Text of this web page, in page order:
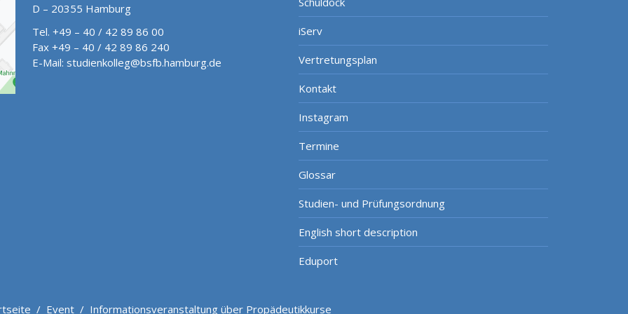
D – 20355 Hamburg
Tel. +49 – 40 / 42 89 86 00
Fax +49 – 40 / 42 89 86 240
E-Mail: studienkolleg@bsfb.hamburg.de
iServ
Vertretungsplan
Kontakt
Instagram
Termine
Glossar
Studien- und Prüfungsordnung
English short description
Eduport
/ Event / Informationsveranstaltung über Propädeutikkurse